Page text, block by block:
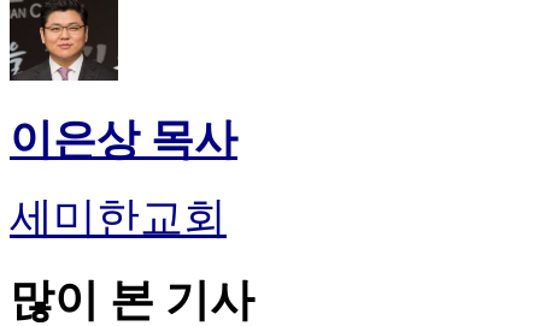
이은상 목사
세미한교회
많이 본 기사